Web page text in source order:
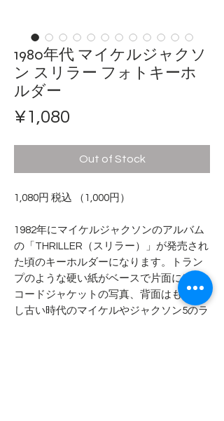
1980年代 マイケルジャクソ
ン スリラー フォトキーホ
ルダー
¥1,080
Out of Stock
1,080円 税込 （1,000円）
1982年にマイケルジャクソンのアルバム
の「THRILLER（スリラー）」が発売され
た頃のキーホルダーになります。トラン
プのような硬い紙がベースで片面にはレ
コードジャケットの写真、背面はもう少
し古い時代のマイケルやジャクソン5のラ